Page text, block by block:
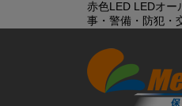
赤色LED LEDオー
事・警備・防犯・